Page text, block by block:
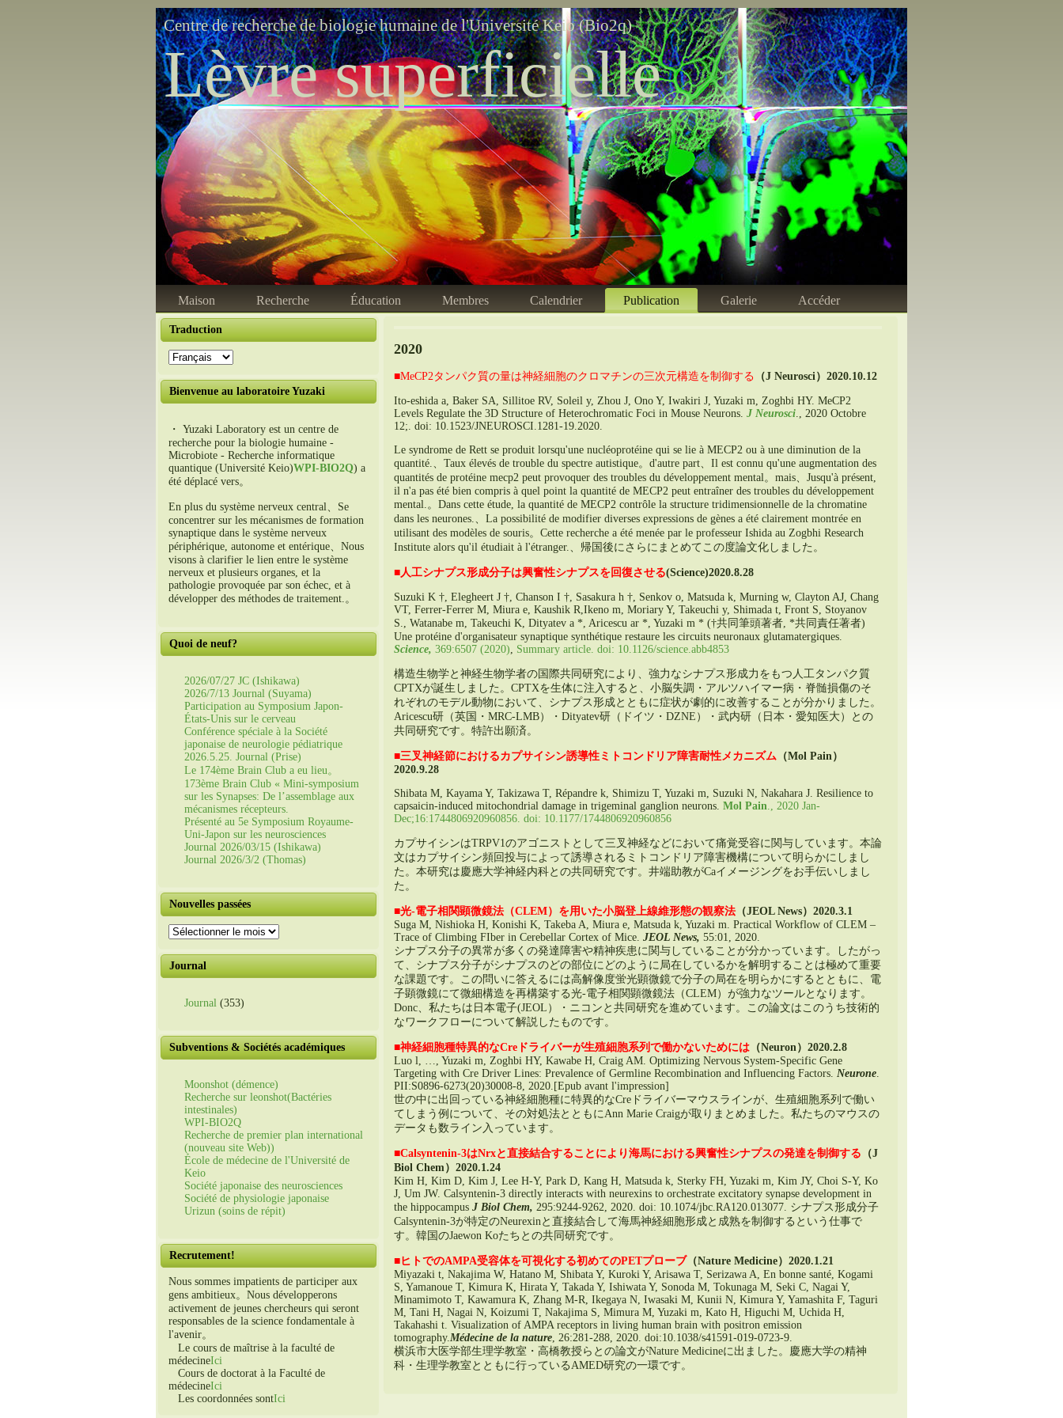
Centre de recherche de biologie humaine de l'Université Keio (Bio2q)
Lèvre superficielle
Maison Recherche Éducation Membres Calendrier Publication Galerie Accéder
Traduction
Bienvenue au laboratoire Yuzaki
・ Yuzaki Laboratory est un centre de
recherche pour la biologie humaine -
Microbiote - Recherche informatique
quantique (Université Keio)WPI-BIO2Q) a
été déplacé vers。
En plus du système nerveux central、Se
concentrer sur les mécanismes de formation
synaptique dans le système nerveux
périphérique, autonome et entérique、Nous
visons à clarifier le lien entre le système
nerveux et plusieurs organes, et la
pathologie provoquée par son échec, et à
développer des méthodes de traitement.。
Quoi de neuf?
2026/07/27 JC (Ishikawa)
2026/7/13 Journal (Suyama)
Participation au Symposium Japon-
États-Unis sur le cerveau
Conférence spéciale à la Société
japonaise de neurologie pédiatrique
2026.5.25. Journal (Prise)
Le 174ème Brain Club a eu lieu。
173ème Brain Club « Mini-symposium
sur les Synapses: De l’assemblage aux
mécanismes récepteurs.
Présenté au 5e Symposium Royaume-
Uni-Japon sur les neurosciences
Journal 2026/03/15 (Ishikawa)
Journal 2026/3/2 (Thomas)
Nouvelles passées
Nouvelles
passées
Journal
Journal (353)
Subventions & Sociétés académiques
Moonshot (démence)
Recherche sur leonshot(Bactéries
intestinales)
WPI-BIO2Q
Recherche de premier plan international
(nouveau site Web))
École de médecine de l'Université de
Keio
Société japonaise des neurosciences
Société de physiologie japonaise
Urizun (soins de répit)
Recrutement!
Nous sommes impatients de participer aux
gens ambitieux。Nous développerons
activement de jeunes chercheurs qui seront
responsables de la science fondamentale à
l'avenir。
Le cours de maîtrise à la faculté de
médecineIci
Cours de doctorat à la Faculté de
médecineIci
Les coordonnées sontIci
2020
■MeCP2タンパク質の量は神経細胞のクロマチンの三次元構造を制御する （J Neurosci） 2020.10.12
Ito-eshida a, Baker SA Sillitoe RV, Soleil y, Zhou J Ono Y, Iwakiri J , Yuzaki m, Zoghbi HY. MeCP2
Levels Regulate the 3D Structure of Heterochromatic Foci in Mouse Neurons J Neurosci ., 2020 Octobre
12;. doi: 10.1523/JNEUROSCI.1281-19.2020
Le syndrome de Rett se produit lorsqu'une nucléoprotéine qui se lie à MECP2 ou à une diminution de la
quantité.、Taux élevés de trouble du spectre autistique。d'autre part、Il est connu qu'une augmentation des
quantités de protéine mecp2 peut provoquer des troubles du développement mental。mais、Jusqu'à présent,
il n'a pas été bien compris à quel point la quantité de MECP2 peut entraîner des troubles du développement
mental.。Dans cette étude, la quantité de MECP2 contrôle la structure tridimensionnelle de la chromatine
dans les neurones.、La possibilité de modifier diverses expressions de gènes a été clairement montrée en
utilisant des modèles de souris。Cette recherche a été menée par le professeur Ishida au Zogbhi Research
Institute alors qu'il étudiait à l'étranger.、 帰国後にさらにまとめてこの度論文化しました 。
■ 人工シナプス形成分子は興奮性シナプスを回復させる(Science)2020.8.28
Suzuki K †, Elegheert J †, Chanson I †, Sasakura h †, Senkov o, Matsuda k, Murning w, Clayton AJ, Chang
VT, Ferrer-Ferrer M, Miura e, Kaushik R,Ikeno m, Moriary Y, Takeuchi y, Shimada t, Front S, Stoyanov
S., Watanabe m, Takeuchi K, Dityatev a *, Aricescu ar *, Yuzaki m * (†共同筆頭著者 , *共同責任著者)
Une protéine d'organisateur synaptique synthétique restaure les circuits neuronaux glutamatergiques.
Science, 369:6507 (2020) Summary article . doi: 10.1126/science.abb4853
構造生物学と神経生物学者の国際共同研究により
強力なシナプス形成力をもつ人工タンパク質
CPTXが誕生しました 。 CPTXを生体に注入すると
小脳失調・アルツハイマー病・脊髄損傷のそ
れぞれのモデル動物において
シナプス形成とともに症状が劇的に改善することが分かりました 。
Aricescu研（英国・MRC-LMB）・Dityatev研（ドイツ・DZNE）・武内研（日本・愛知医大）との
共同研究です 。 特許出願済。
■三叉神経節におけるカプサイシン誘導性ミトコンドリア障害耐性メカニズム （Mol Pain）
2020.9.28
Shibata M Kayama Y, Takizawa T, Répandre k, Shimizu T, Yuzaki m, Suzuki N Nakahara J Resilience to
capsaicin-induced mitochondrial damage in trigeminal ganglion neurons Mol Pain ., 2020 Jan-
Dec;16:1744806920960856. doi: 10.1177/1744806920960856
カプサイシンはTRPV1のアゴニストとして三叉神経などにおいて痛覚受容に関与しています 。 本論
文はカプサイシン頻回投与によって誘導されるミトコンドリア障害機構について明らかにしまし
た 。 本研究は慶應大学神経内科との共同研究です 。 井端助教がCaイメージングをお手伝いしまし
た 。
■光-電子相関顕微鏡法（CLEM）を用いた小脳登上線維形態の観察法 （JEOL News） 2020.3.1
Suga M Nishioka H Konishi K Takeba A , Miura e, Matsuda k, Yuzaki m. Practical Workflow of CLEM –
Trace of Climbing FIber in Cerebellar Cortex of Mice JEOL News, 55:01, 2020.
シナプス分子の異常が多くの発達障害や精神疾患に関与していることが分かっています 。
したがっ
て
シナプス分子がシナプスのどの部位にどのように局在しているかを解明することは極めて重要
な課題です 。 この問いに答えるには高解像度蛍光顕微鏡で分子の局在を明らかにするとともに
電
子顕微鏡にて微細構造を再構築する光-電子相関顕微鏡法（CLEM）が強力なツールとなります 。
Donc、 私たちは日本電子(JEOL）・ニコンと共同研究を進めています 。
この論文はこのうち技術的
なワークフローについて解説したものです 。
■神経細胞種特異的なCreドライバーが生殖細胞系列で働かないためには （Neuron） 2020.2.8
Luo l, …, Yuzaki m, Zoghbi HY, Kawabe H Craig AM Optimizing Nervous System-Specific Gene
Targeting with Cre Driver Lines: Prevalence of Germline Recombination and Influencing Factors Neurone
PII:S0896-6273(20)30008-8, 2020.[Epub avant l'impression]
世の中に出回っている神経細胞種に特異的なCreドライバーマウスラインが
生殖細胞系列で働い
てしまう例について
その対処法とともにAnn Marie Craigが取りまとめました 。 私たちのマウスの
データも数ライン入っています 。
■Calsyntenin-3はNrxと直接結合することにより海馬における興奮性シナプスの発達を制御する （J
Biol Chem） 2020.1.24
Kim H Kim D , Kim J, Lee H-Y, Park D Kang H , Matsuda k, Sterky FH , Yuzaki m, Kim JY, Choi S-Y, Ko
J Um JW. Calsyntenin-3 directly interacts with neurexins to orchestrate excitatory synapse development in
the hippocampus J Biol Chem, 295:9244-9262, 2020. doi: 10.1074/jbc.RA120.013077. シナプス形成分子
Calsyntenin-3が特定のNeurexinと直接結合して海馬神経細胞形成と成熟を制御するという仕事で
す 。 韓国のJaewon Koたちとの共同研究です 。
■ ヒトでのAMPA受容体を可視化する初めてのPETプローブ （Nature Medicine） 2020.1.21
Miyazaki t, Nakajima W, Hatano M Shibata Y, Kuroki Y, Arisawa T, Serizawa A , En bonne santé, Kogami
S Yamanoue T, Kimura K Hirata Y, Takada Y, Ishiwata Y, Sonoda M Tokunaga M Seki C Nagai Y,
Minamimoto T, Kawamura K Zhang M-R Ikegaya N Iwasaki M Kunii N Kimura Y, Yamashita F, Taguri
M Tani H Nagai N Koizumi T, Nakajima S Mimura M , Yuzaki m, Kato H Higuchi M Uchida H
Takahashi t. Visualization of AMPA receptors in living human brain with positron emission
tomography. Médecine de la nature 26:281-288, 2020. doi:10.1038/s41591-019-0723-9
横浜市大医学部生理学教室・高橋教授らとの論文がNature Medicineに出ました 。
慶應大学の精神
科・生理学教室とともに行っているAMED研究の一環です 。